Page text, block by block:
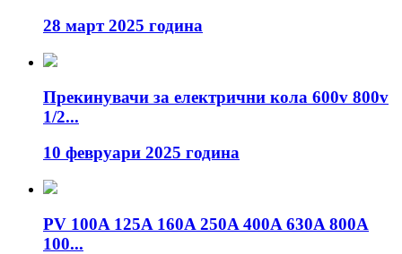
28 март 2025 година
Прекинувачи за електрични кола 600v 800v
1/2...
10 февруари 2025 година
PV 100A 125A 160A 250A 400A 630A 800A
100...